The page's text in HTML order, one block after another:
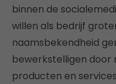
binnen de
willen als bedrijf
naamsbekendheid
bewerkstelligen door
producten en